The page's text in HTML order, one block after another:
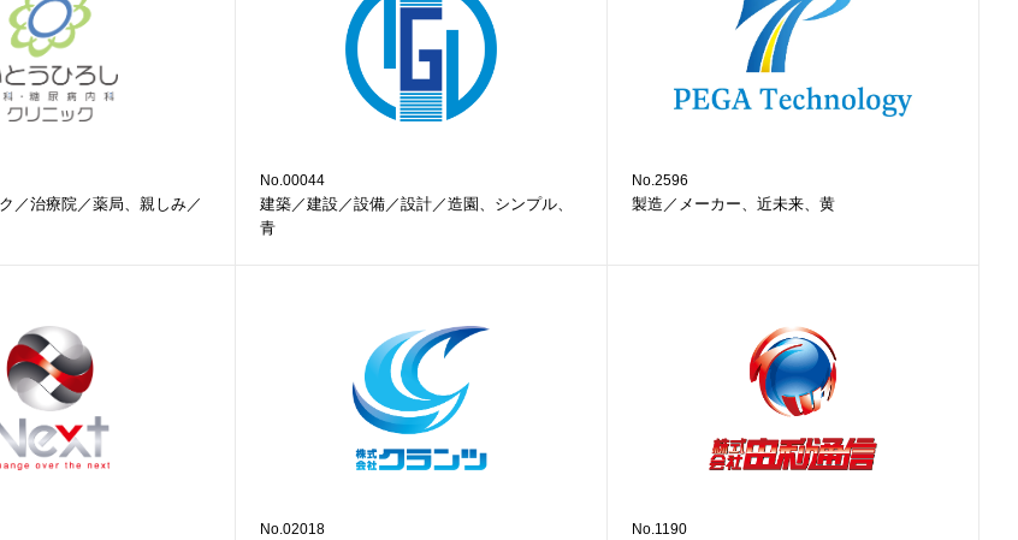
／治療院／薬局、親しみ／
No.00044
建築／建設／設備／設計／造園、シンプル、
青
No.2596
製造／メーカー、近未来、黄
No.02018 No.1190